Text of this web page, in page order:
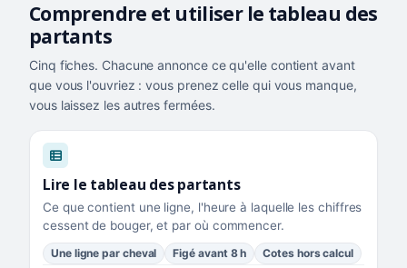
Comprendre et utiliser le tableau des
partants
Cinq fiches. Chacune annonce ce qu'elle contient avant
que vous l'ouvriez : vous prenez celle qui vous manque,
vous laissez les autres fermées.
Lire le tableau des partants
Ce que contient une ligne, l'heure à laquelle les chiffres
cessent de bouger, et par où commencer.
Une ligne par cheval Figé avant 8 h Cotes hors calcul